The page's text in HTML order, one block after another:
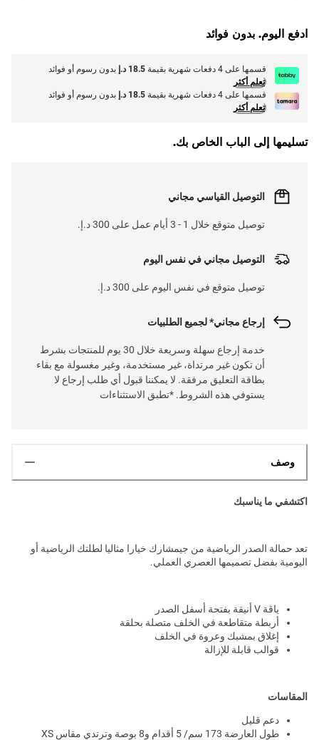
ادفع اليوم. بدون فوائد
قسمها على 4 دفعات شهرية بقيمة 18.5 د.إ
بدون رسوم أو فوائد
تعلم أكثر
قسمها على 4 دفعات شهرية بقيمة
18.5 د.إ
بدون رسوم أو فوائد
تعلم أكثر
تسليمها إلى الباب الخاص بك.
التوصيل القياسي مجاني
توصيل متوقع خلال 1 - 3 أيام عمل على 300 د.إ.
التوصيل مجاني في نفس اليوم
توصيل متوقع في نفس اليوم على 300 د.إ.
إرجاع مجاني* لجميع الطلبيات
خدمة إرجاع سهلة وسريعة خلال 30 يوم للمنتجات بشرط
أن تكون غير مرتداة، غير مستخدمة، وغير مغسولة مع بقاء
بطاقة التعليق مرفقة. لا يمكننا قبول أي طلب إرجاع لا
يستوفي هذه الشروط. *تطبق الاستثناءات
وصف
اكتشفي ما يناسبك
تعد حمالة الصدر الرياضية من جيمشارك خيارا مثاليا لطلتك الرياضية أو
اليومية بفضل تصميمها العصري العملي.
ياقة V أنيقة بفتحة أسفل الصدر
أربطة متقاطعة في الخلف متصلة بحلقة
إغلاق بمشبك وعروة في الخلف
قوالب قابلة للإزالة
المقاسات
دعم قليل
طول العارضة 173 سم/ 5 أقدام و8 بوصة وترتدي مقاس XS